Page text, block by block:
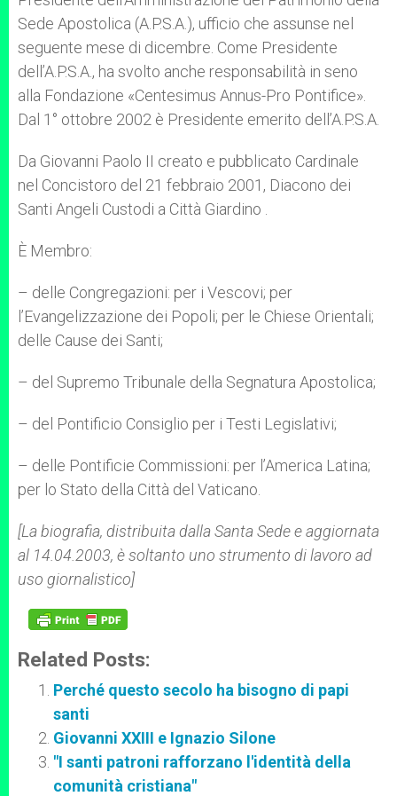
Sede Apostolica (A.P.S.A.), ufficio che assunse nel
seguente mese di dicembre. Come Presidente
dell’A.P.S.A., ha svolto anche responsabilità in seno
alla Fondazione «Centesimus Annus-Pro Pontifice».
Dal 1° ottobre 2002 è Presidente emerito dell’A.P.S.A.
Da Giovanni Paolo II creato e pubblicato Cardinale
nel Concistoro del 21 febbraio 2001, Diacono dei
Santi Angeli Custodi a Città Giardino .
È Membro:
– delle Congregazioni: per i Vescovi; per
l’Evangelizzazione dei Popoli; per le Chiese Orientali;
delle Cause dei Santi;
– del Supremo Tribunale della Segnatura Apostolica;
– del Pontificio Consiglio per i Testi Legislativi;
– delle Pontificie Commissioni: per l’America Latina;
per lo Stato della Città del Vaticano.
[La biografia, distribuita dalla Santa Sede e aggiornata
al 14.04.2003, è soltanto uno strumento di lavoro ad
uso giornalistico]
Related Posts:
Perché questo secolo ha bisogno di papi
santi
Giovanni XXIII e Ignazio Silone
"I santi patroni rafforzano l'identità della
comunità cristiana"